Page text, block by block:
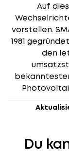
Auf
vorstellen.
1981
den
Du